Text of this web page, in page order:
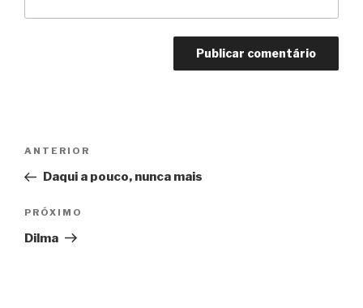
Post
Anterior
ANTERIOR
Daqui a pouco, nunca mais
Próximo
PRÓXIMO
Dilma